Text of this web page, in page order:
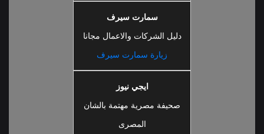
سمارت سيرف
دليل الشركات والاعمال مجانا
زيارة سمارت سيرف
ايجي نيوز
صحيفة مصرية مهتمة بالشان
المصرى